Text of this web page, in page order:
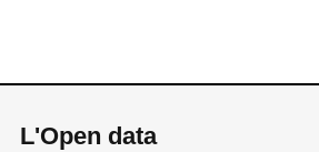
L'Open data